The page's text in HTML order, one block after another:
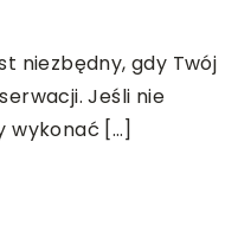
niezbędny, gdy Twój
Jeśli nie
wykonać […]